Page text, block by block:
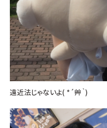
遠近法じゃないよ( *´艸｀)